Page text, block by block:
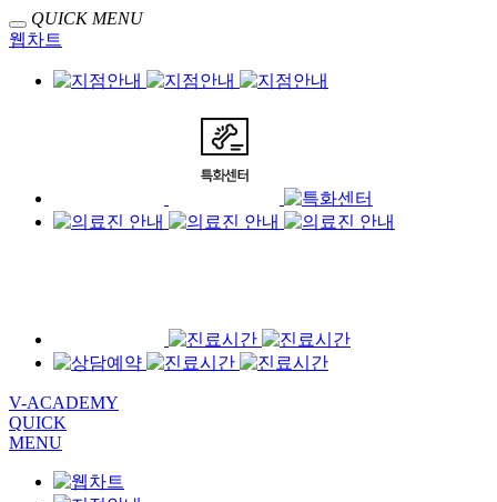
QUICK MENU
웹차트
V-ACADEMY
QUICK
MENU